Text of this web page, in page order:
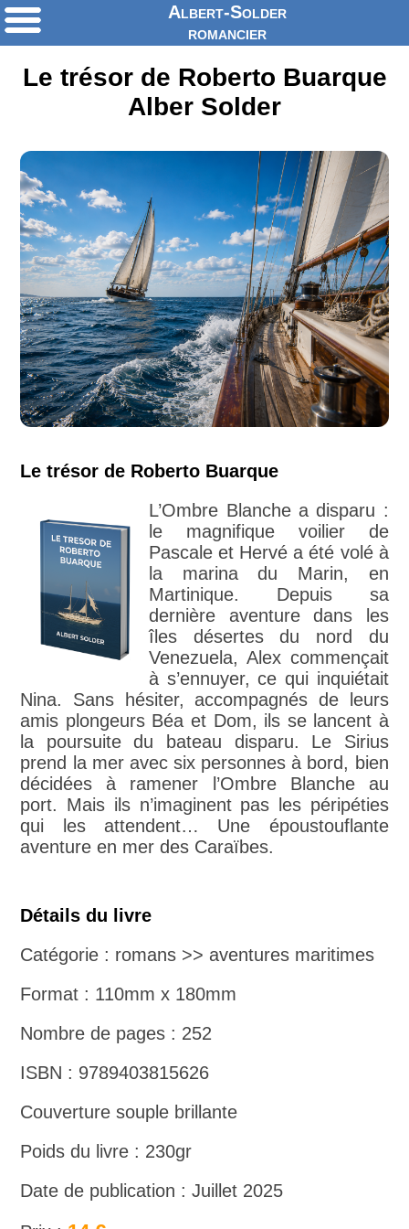
Albert-Solder
romancier
Le trésor de Roberto Buarque
Alber Solder
Le trésor de Roberto Buarque
L’Ombre Blanche a disparu :
le magnifique voilier de
Pascale et Hervé a été volé à
la marina du Marin, en
Martinique. Depuis sa
dernière aventure dans les
îles désertes du nord du
Venezuela, Alex commençait
à s’ennuyer, ce qui inquiétait
Nina. Sans hésiter, accompagnés de leurs
amis plongeurs Béa et Dom, ils se lancent à
la poursuite du bateau disparu. Le Sirius
prend la mer avec six personnes à bord, bien
décidées à ramener l’Ombre Blanche au
port. Mais ils n’imaginent pas les péripéties
qui les attendent… Une époustouflante
aventure en mer des Caraïbes.
Détails du livre
Catégorie : romans >> aventures maritimes
Format : 110mm x 180mm
Nombre de pages : 252
ISBN : 9789403815626
Couverture souple brillante
Poids du livre : 230gr
Date de publication : Juillet 2025